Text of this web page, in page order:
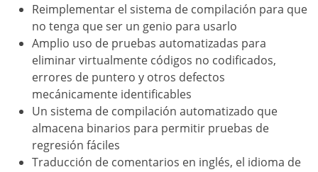
Reimplementar el sistema de compilación para que
no tenga que ser un genio para usarlo
Amplio uso de pruebas automatizadas para
eliminar virtualmente códigos no codificados,
errores de puntero y otros defectos
mecánicamente identificables
Un sistema de compilación automatizado que
almacena binarios para permitir pruebas de
regresión fáciles
Traducción de comentarios en inglés, el idioma de